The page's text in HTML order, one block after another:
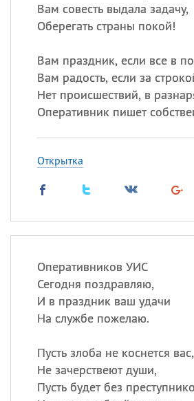
Вам совесть выдала задачу,
Оберегать страны покой!
Вам праздник, если все в
Вам радость, если за
Нет происшествий, в
Оперативник пишет
Открытка
Оперативников УИС
Сегодня поздравляю,
И в праздник ваш удачи
На службе пожелаю.
Пусть злоба не коснется вас,
Не зачерствеют души,
Пусть будет без